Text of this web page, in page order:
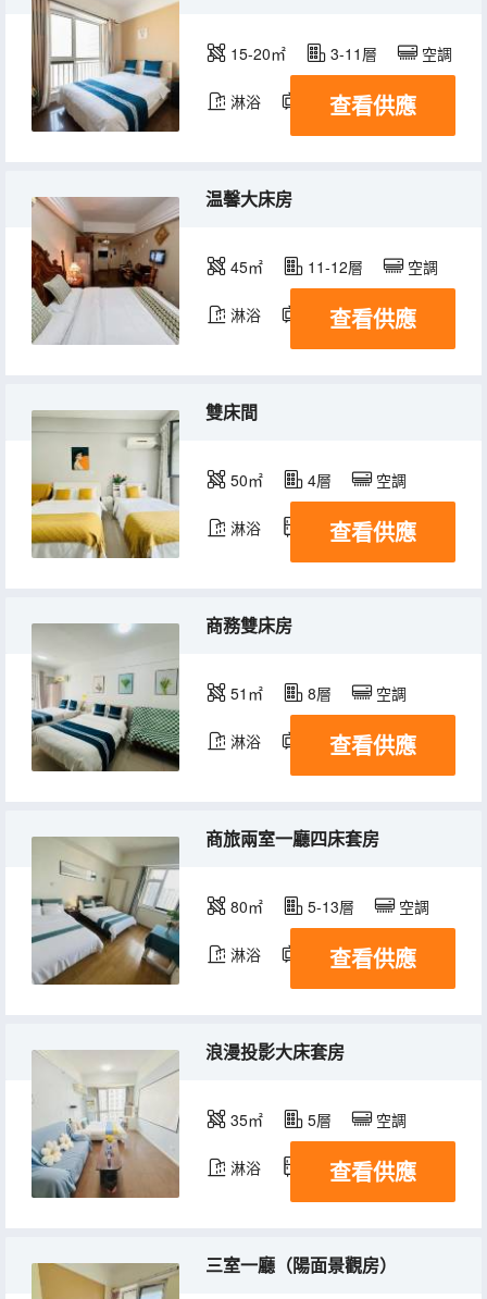
15-20㎡ 3-11層 空調
淋浴 電視機 冰箱
查看供應
温馨大床房
45㎡ 11-12層 空調
淋浴 電視機 冰箱
查看供應
雙床間
50㎡ 4層 空調
淋浴 冰箱查看供應
商務雙床房
51㎡ 8層 空調
淋浴 電視機 冰箱
查看供應
商旅兩室一廳四床套房
80㎡ 5-13層 空調
淋浴 電視機 冰箱
查看供應
浪漫投影大床套房
35㎡ 5層 空調
淋浴 冰箱查看供應
三室一廳（陽面景觀房）